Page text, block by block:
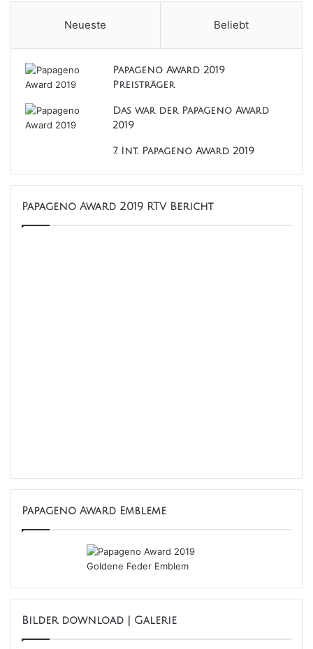
Neueste Beliebt
Papageno Award 2019
Preisträger
Das war der Papageno Award
2019
7. Int. Papageno Award 2019
Papageno Award 2019 RTV Bericht
Papageno Award Embleme
Bilder download | Galerie